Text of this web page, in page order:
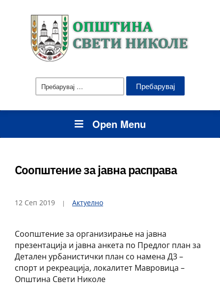
Пребарувај
за:
Open Menu
Соопштение за јавна расправа
12 Сеп 2019 Актуелно
Соопштение за организирање на јавна
презентација и јавна анкета по Предлог план за
Детален урбанистички план со намена Д3 –
спорт и рекреација, локалитет Мавровица –
Општина Свети Николе